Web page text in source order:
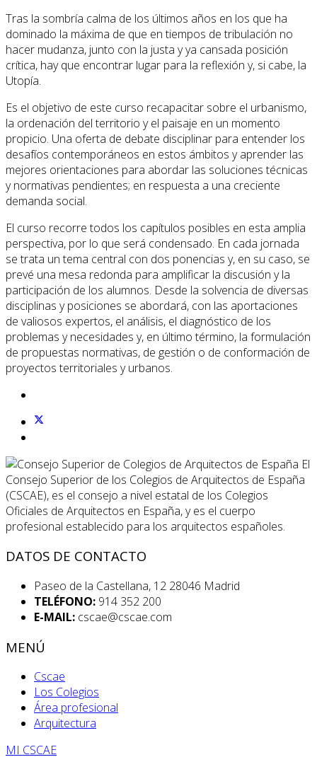
Tras la sombría calma de los últimos años en los que ha
dominado la máxima de que en tiempos de tribulación no
hacer mudanza, junto con la justa y ya cansada posición
crítica, hay que encontrar lugar para la reflexión y, si cabe, la
Utopía.
Es el objetivo de este curso recapacitar sobre el urbanismo,
la ordenación del territorio y el paisaje en un momento
propicio. Una oferta de debate disciplinar para entender los
desafíos contemporáneos en estos ámbitos y aprender las
mejores orientaciones para abordar las soluciones técnicas
y normativas pendientes; en respuesta a una creciente
demanda social.
El curso recorre todos los capítulos posibles en esta amplia
perspectiva, por lo que será condensado. En cada jornada
se trata un tema central con dos ponencias y, en su caso, se
prevé una mesa redonda para amplificar la discusión y la
participación de los alumnos. Desde la solvencia de diversas
disciplinas y posiciones se abordará, con las aportaciones
de valiosos expertos, el análisis, el diagnóstico de los
problemas y necesidades y, en último término, la formulación
de propuestas normativas, de gestión o de conformación de
proyectos territoriales y urbanos.
El
Consejo Superior de los Colegios de Arquitectos de España
(CSCAE), es el consejo a nivel estatal de los Colegios
Oficiales de Arquitectos en España, y es el cuerpo
profesional establecido para los arquitectos españoles.
DATOS DE CONTACTO
Paseo de la Castellana, 12 28046 Madrid
TELÉFONO: 914 352 200
E-MAIL: cscae@cscae.com
MENÚ
Cscae
Los Colegios
Área profesional
Arquitectura
MI CSCAE